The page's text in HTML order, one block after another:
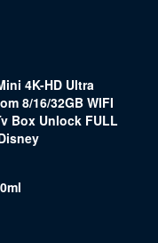
4K-HD Ultra
8/16/32GB WIFI
Box Unlock FULL